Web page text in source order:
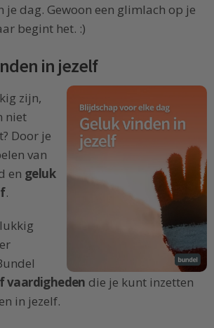
je dag. Gewoon een glimlach op je
begint het. :)
in jezelf
zijn,
niet
Door je
van
en geluk
.
vaardigheden die je kunt inzetten
in jezelf.